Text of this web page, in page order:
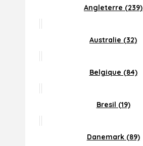
Angleterre (239)
Australie (32)
Belgique (84)
Bresil (19)
Danemark (89)